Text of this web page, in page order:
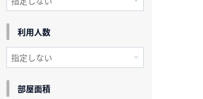
利用人数
部屋面積